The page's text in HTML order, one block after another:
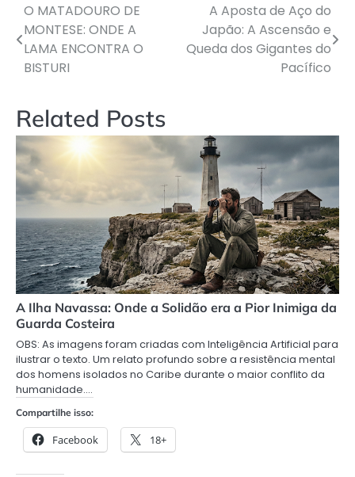
Navegação
de
Post
O MATADOURO DE
MONTESE: ONDE A
LAMA ENCONTRA O
BISTURI
A Aposta de Aço do
Japão: A Ascensão e
Queda dos Gigantes do
Pacífico
Related Posts
A Ilha Navassa: Onde a Solidão era a Pior Inimiga da
Guarda Costeira
OBS: As imagens foram criadas com Inteligência Artificial para
ilustrar o texto. Um relato profundo sobre a resistência mental
dos homens isolados no Caribe durante o maior conflito da
humanidade.…
Compartilhe isso:
Facebook 18+